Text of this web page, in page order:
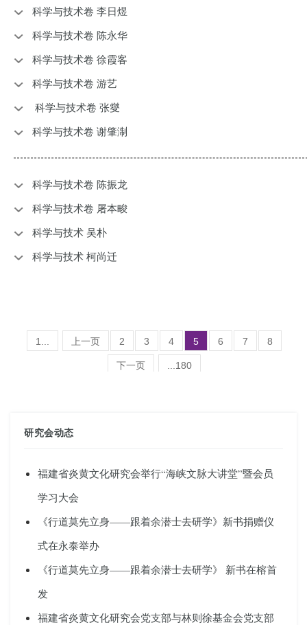
科学与技术卷 李日煜
科学与技术卷 陈永华
科学与技术卷 徐霞客
科学与技术卷 游艺
科学与技术卷 张燮
科学与技术卷 谢肇淛
科学与技术卷 陈振龙
科学与技术卷 屠本畯
科学与技术 吴朴
科学与技术 柯尚迁
1... 上一页 2 3 4 5 6 7 8
下一页 ...180
研究会动态
福建省炎黄文化研究会举行“海峡文脉大讲堂”暨会员
学习大会
《行道莫先立身——跟着余潜士去研学》新书捐赠仪
式在永泰举办
《行道莫先立身——跟着余潜士去研学》 新书在榕首
发
福建省炎黄文化研究会党支部与林则徐基金会党支部